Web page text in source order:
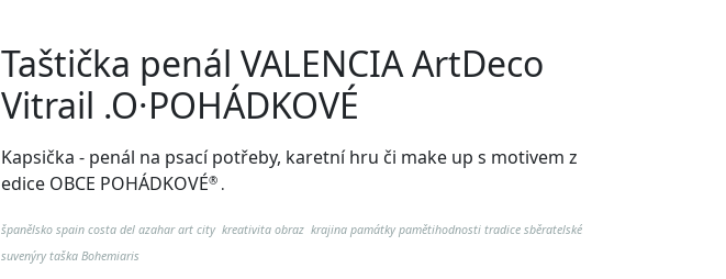
Taštička penál VALENCIA ArtDeco
Vitrail .O·POHÁDKOVÉ
Kapsička - penál na psací potřeby, karetní hru či make up s motivem z
edice OBCE POHÁDKOVÉ® .
španělsko spain costa del azahar art city kreativita obraz krajina památky pamětihodnosti tradice sběratelské
suvenýry taška Bohemiaris